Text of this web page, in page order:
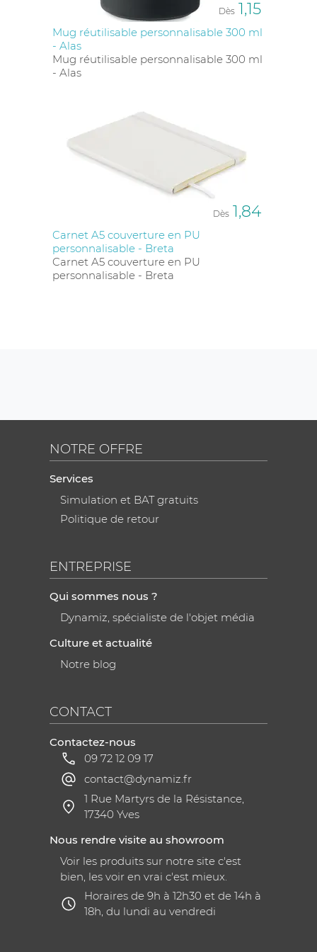
Dès 1,15
Mug réutilisable personnalisable 300 ml
- Alas
Mug réutilisable personnalisable 300 ml
- Alas
Dès 1,84
Carnet A5 couverture en PU
personnalisable - Breta
Carnet A5 couverture en PU
personnalisable - Breta
NOTRE OFFRE
Services
Simulation et BAT gratuits
Politique de retour
ENTREPRISE
Qui sommes nous ?
Dynamiz, spécialiste de l'objet média
Culture et actualité
Notre blog
CONTACT
Contactez-nous
09 72 12 09 17
contact@dynamiz.fr
1 Rue Martyrs de la Résistance,
17340 Yves
Nous rendre visite au showroom
Voir les produits sur notre site c'est
bien, les voir en vrai c'est mieux.
Horaires de 9h à 12h30 et de 14h à
18h, du lundi au vendredi